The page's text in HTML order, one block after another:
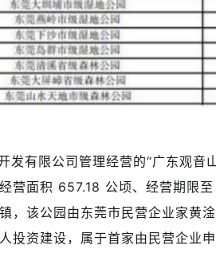
发有限公司管理经营的“广东观
营面积 657.18 公顷、经营期限
，该公园由东莞市民营企业家黄
投资建设，属于首家由民营企业